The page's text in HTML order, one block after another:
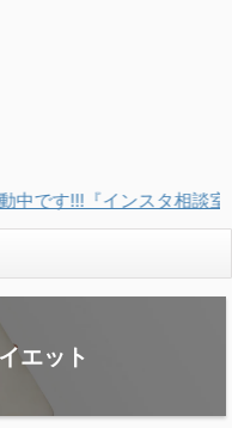
ぜひ見て下さい!!
エット